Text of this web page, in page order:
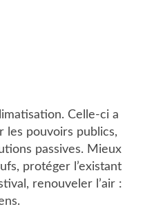
Celle-ci a
les pouvoirs publics,
passives. Mieux
protéger l’existant
renouveler l’air :